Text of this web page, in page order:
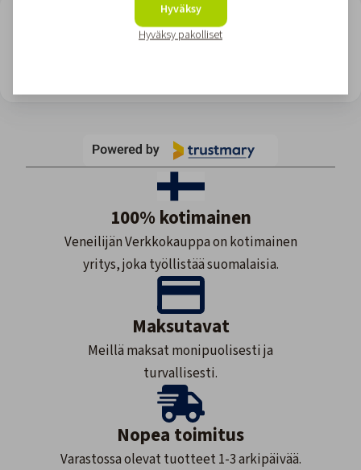
LOOKING FOR REVIEWS?
100% kotimainen
Veneilijän Verkkokauppa on kotimainen
yritys, joka työllistää suomalaisia.
Maksutavat
Meillä maksat monipuolisesti ja
turvallisesti.
Nopea toimitus
Varastossa olevat tuotteet 1-3 arkipäivää.
Hyväksy
Hyväksy pakolliset